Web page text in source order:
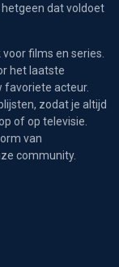
hetgeen dat voldoet
films en series.
het laatste
favoriete acteur.
zodat je altijd
of op televisie.
van
community.